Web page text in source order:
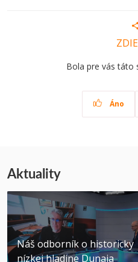
Bola pre vás táto
Áno
Aktuality
Náš odborník o historicky
nízkej hladine Dunaja